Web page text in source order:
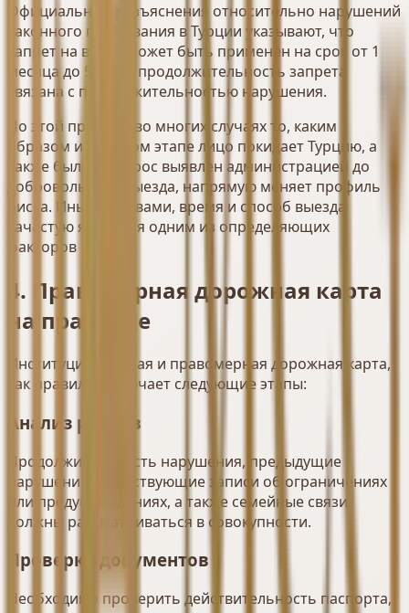
Официальные разъяснения относительно нарушений
законного пребывания в Турции указывают, что
запрет на въезд может быть применён на срок от 1
месяца до 5 лет, а продолжительность запрета
связана с продолжительностью нарушения.
По этой причине во многих случаях то, каким
образом и на каком этапе лицо покидает Турцию, а
также был ли вопрос выявлен администрацией до
добровольного выезда, напрямую меняет профиль
риска. Иными словами, время и способ выезда
зачастую являются одним из определяющих
факторов исхода.
4. Правомерная дорожная карта
на практике
Институциональная и правомерная дорожная карта,
как правило, включает следующие этапы:
Анализ рисков
Продолжительность нарушения, предыдущие
нарушения, существующие записи об ограничениях
или предупреждениях, а также семейные связи
должны рассматриваться в совокупности.
Проверка документов
Необходимо проверить действительность паспорта,